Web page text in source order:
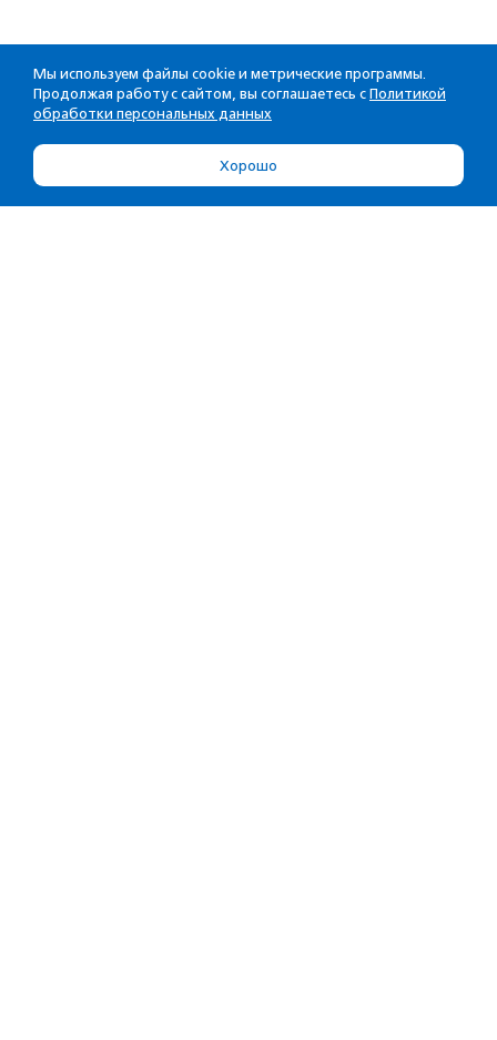
Мы используем файлы cookie и метрические программы.
Продолжая работу с сайтом, вы соглашаетесь с Политикой
обработки персональных данных
Хорошо